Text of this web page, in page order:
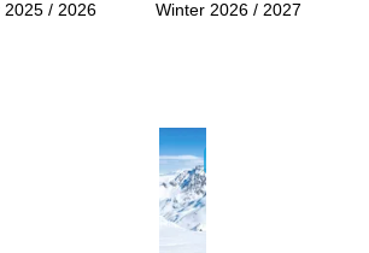
2025 / 2026 Winter 2026 / 2027